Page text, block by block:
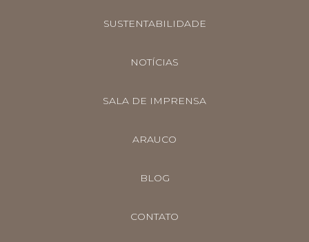
SUSTENTABILIDADE
NOTÍCIAS
SALA DE IMPRENSA
ARAUCO
BLOG
CONTATO